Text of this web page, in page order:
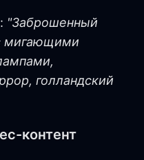
: "Заброшенный
мигающими
голландский
контент